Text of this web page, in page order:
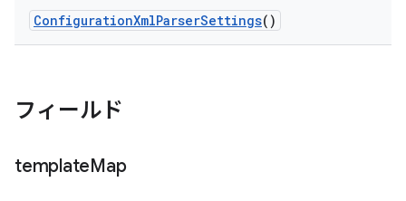
ConfigurationXmlParserSettings()
フィールド
templateMap